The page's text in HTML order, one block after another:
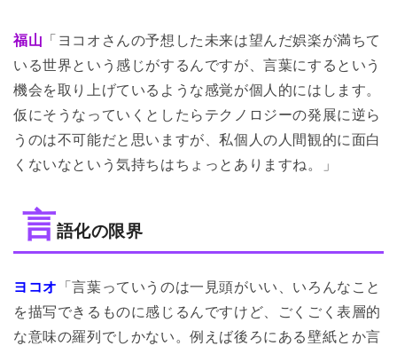
福山 「ヨコオさんの予想した未来は望んだ娯楽が満ちて
いる世界という感じがするんですが、言葉にするという
機会を取り上げているような感覚が個人的にはします。
仮にそうなっていくとしたらテクノロジーの発展に逆ら
うのは不可能だと思いますが、私個人の人間観的に面白
くないなという気持ちはちょっとありますね。」
言語化の限界
ヨコオ
「言葉っていうのは一見頭がいい、いろんなこと
を描写できるものに感じるんですけど、ごくごく表層的
な意味の羅列でしかない。例えば後ろにある壁紙とか言